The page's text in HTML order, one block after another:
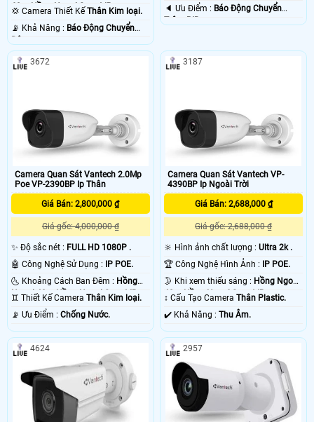
60m Hồng Ngoại Smart IR.
💢 Camera Thiết KếThân Kim loại.
️📡 Khả Năng : Báo Động Chuyển
Động.
️🔈 Ưu Điểm : Báo Động Chuyển
Trộm PIR.
Camera Quan Sát Vantech 2.0Mp
Poe VP-2390BP Ip Thân
Giá Bán: 2,800,000 ₫
Giá gốc: 4,000,000 ₫
✨ Độ sắc nét : FULL HD 1080P .
🤖️ Công Nghệ Sử Dụng :
IP POE.
🌜 Khoảng Cách Ban Đêm : Hồng
Ngoại 40m Hồng Ngoại Smart IR.
♊ Thiết Kế Camera Thân Kim loại.
️📡 Ưu Điểm : Chống Nước.
3672
Camera Quan Sát Vantech VP-
4390BP Ip Ngoài Trời
Giá Bán: 2,688,000 ₫
Giá gốc: 2,688,000 ₫
🔆 Hình ảnh chất lượng :Ultra 2k .
🏆 Công Nghệ Hình Ảnh :
IP POE.
🌛 Khi xem thiếu sáng : Hồng Ngoại
40m Hồng Ngoại Smart IR.
↕️ Cấu Tạo CameraThân Plastic.
️✔️ Khả Năng :Thu Âm.
3187
4624 2957